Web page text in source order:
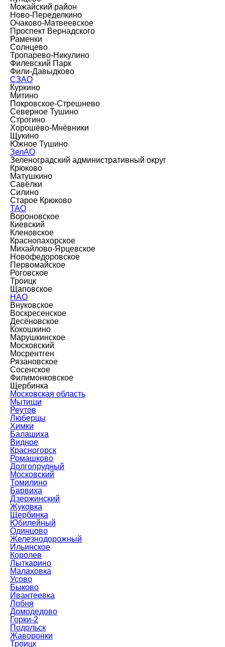
Можайский район
Ново-Переделкино
Очаково-Матвеевское
Проспект Вернадского
Раменки
Солнцево
Тропарево-Никулино
Филевский Парк
Фили-Давыдково
СЗАО
Куркино
Митино
Покровское-Стрешнево
Северное Тушино
Строгино
Хорошёво-Мнёвники
Щукино
Южное Тушино
ЗелАО
Зеленоградский административный округ
Крюково
Матушкино
Савёлки
Силино
Старое Крюково
ТАО
Вороновское
Киевский
Кленовское
Краснопахорское
Михайлово-Ярцевское
Новофедоровское
Первомайское
Роговское
Троицк
Щаповское
НАО
Внуковское
Воскресенское
Десёновское
Кокошкино
Марушкинское
Московский
Мосрентген
Рязановское
Сосенское
Филимонковское
Щербинка
Московская область
Мытищи
Реутов
Люберцы
Химки
Балашиха
Видное
Красногорск
Ромашково
Долгопрудный
Московский
Томилино
Барвиха
Дзержинский
Жуковка
Щербинка
Юбилейный
Одинцово
Железнодорожный
Ильинское
Королев
Лыткарино
Малаховка
Усово
Быково
Ивантеевка
Лобня
Домодедово
Горки-2
Подольск
Жаворонки
Троицк